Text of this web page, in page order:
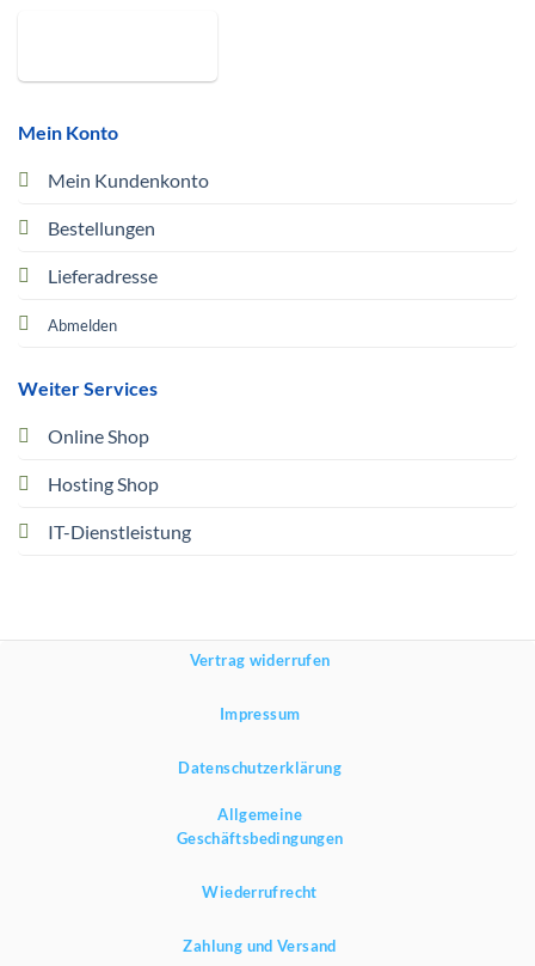
Mein Konto
Mein Kundenkonto
Bestellungen
Lieferadresse
Abmelden
Weiter Services
Online Shop
Hosting Shop
IT-Dienstleistung
Vertrag widerrufen
Impressum
Datenschutzerklärung
Allgemeine
Geschäftsbedingungen
Wiederrufrecht
Zahlung und Versand